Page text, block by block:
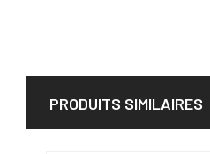
PRODUITS SIMILAIRES